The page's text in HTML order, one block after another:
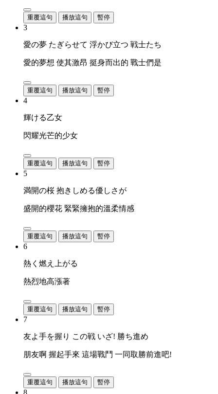
重覆這句 播放這句 暫停
3
愛の夢 たぎらせて 浮かび立つ 戦士たち
愛的夢想 使其激昂 挺身而出的 戰士們是
重覆這句 播放這句 暫停
4
輝ける乙女
閃耀光芒的少女
重覆這句 播放這句 暫停
5
満開の桜 抱きしめる優しさが
盛開的櫻花 緊緊擁抱的溫柔情感
重覆這句 播放這句 暫停
6
熱く燃え上がる
熱烈地高漲著
重覆這句 播放這句 暫停
7
友よ手を握り この戦 いざ! 勝ち進め
朋友啊 握起手來 這場戰鬥 一同取勝前進吧!
重覆這句 播放這句 暫停
8